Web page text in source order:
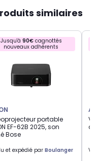
similaires
Jusqu'à 90€cagnottés
nouveaux adhérents
portable
EF-62B 2025, son
Bose
et expédié par Boulanger